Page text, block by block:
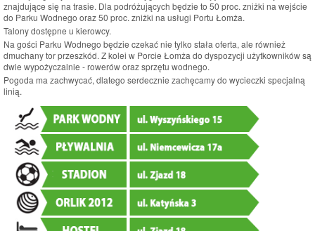
znajdujące się na trasie. Dla podróżujących będzie to 50 proc. zniżki na wejście
do Parku Wodnego oraz 50 proc. zniżki na usługi Portu Łomża.
Talony dostępne u kierowcy.
Na gości Parku Wodnego będzie czekać nie tylko stała oferta, ale również
dmuchany tor przeszkód. Z kolei w Porcie Łomża do dyspozycji użytkowników są
dwie wypożyczalnie - rowerów oraz sprzętu wodnego.
Pogoda ma zachwycać, dlatego serdecznie zachęcamy do wycieczki specjalną
linią.